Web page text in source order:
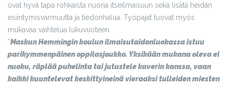
ovat hyvä tapa rohkaista nuoria itseilmaisuun sekä lisätä heidän
esiintymisvarmuutta ja tiedonhalua. Työpajat tuovat myös
mukavaa vaihtelua lukuvuoteen.
”Maskun Hemmingin koulun ilmaisutaidonluokassa istuu
parikymmenpäinen oppilasjoukko. Yksikään mukana oleva ei
nuoku, räplää puhelinta tai jutustele kaverin kanssa, vaan
kaikki kuuntelevat keskittyineinä vieraaksi tulleiden miesten